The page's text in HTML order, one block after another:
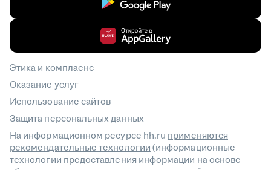
Этика и комплаенс
Оказание услуг
Использование сайтов
Защита персональных данных
На информационном ресурсе hh.ru применяются
рекомендательные технологии(информационные
технологии предоставления информации на основе